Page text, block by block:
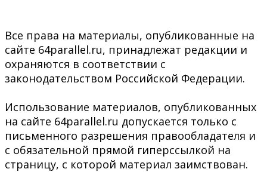
Все права на материалы, опубликованные на
сайте 64parallel.ru, принадлежат редакции и
охраняются в соответствии с
законодательством Российской Федерации.
Использование материалов, опубликованных
на сайте 64parallel.ru допускается только с
письменного разрешения правообладателя и
с обязательной прямой гиперссылкой на
страницу, с которой материал заимствован.